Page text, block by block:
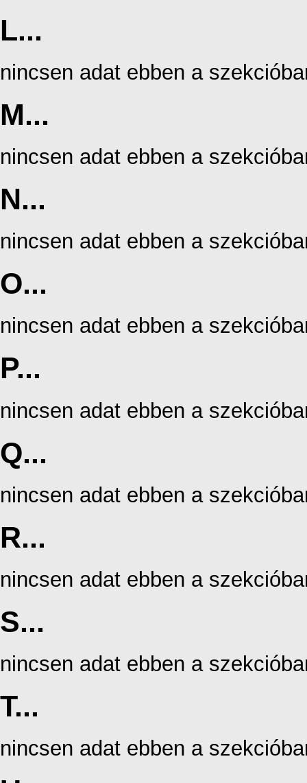
L...
nincsen adat ebben a
M...
nincsen adat ebben a
N...
nincsen adat ebben a
O...
nincsen adat ebben a
P...
nincsen adat ebben a
Q...
nincsen adat ebben a
R...
nincsen adat ebben a
S...
nincsen adat ebben a
T...
nincsen adat ebben a